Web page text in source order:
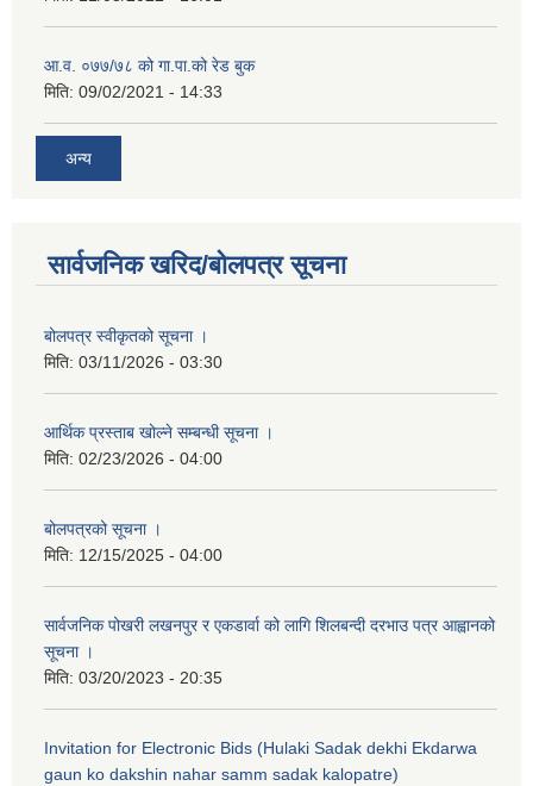
आ.व. ०७७/७८ को गा.पा.को रेड बुक
मिति: 09/02/2021 - 14:33
अन्य
सार्वजनिक खरिद/बोलपत्र सूचना
बोलपत्र स्वीकृतको सूचना ।
मिति: 03/11/2026 - 03:30
आर्थिक प्रस्ताब खोल्ने सम्बन्धी सूचना ।
मिति: 02/23/2026 - 04:00
बोलपत्रको सूचना ।
मिति: 12/15/2025 - 04:00
सार्वजनिक पोखरी लखनपुर र एकडार्वा को लागि शिलबन्दी दरभाउ पत्र आह्वानको
सूचना ।
मिति: 03/20/2023 - 20:35
Invitation for Electronic Bids (Hulaki Sadak dekhi Ekdarwa
gaun ko dakshin nahar samm sadak kalopatre)